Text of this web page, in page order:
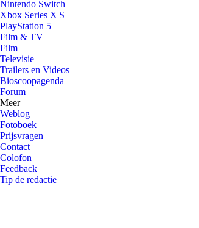
Nintendo Switch
Xbox Series X|S
PlayStation 5
Film & TV
Film
Televisie
Trailers en Videos
Bioscoopagenda
Forum
Meer
Weblog
Fotoboek
Prijsvragen
Contact
Colofon
Feedback
Tip de redactie